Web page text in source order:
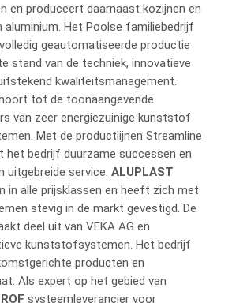
en produceert daarnaast kozijnen en
aluminium. Het Poolse familiebedrijf
geautomatiseerde productie
stand van de techniek, innovatieve
kwaliteitsmanagement.
tot de toonaangevende
van zeer energiezuinige kunststof
Met de productlijnen Streamline
het bedrijf duurzame successen en
uitgebreide service. ALUPLAST
in alle prijsklassen en heeft zich met
stevig in de markt gevestigd. De
deel uit van VEKA AG en
kunststofsystemen. Het bedrijf
producten en
Als expert op het gebied van
systeemleverancier voor